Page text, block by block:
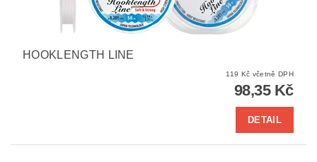
HOOKLENGTH LINE
119 Kč včetně DPH
98,35 Kč
DETAIL